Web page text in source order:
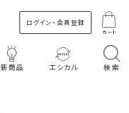
ログイン・会員登録
カート
新商品 エシカル 検索